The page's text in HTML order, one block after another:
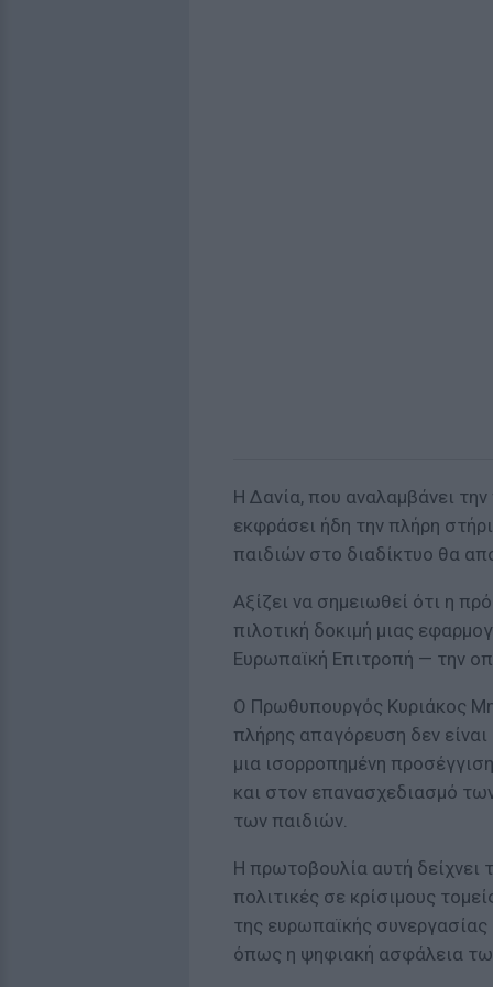
Η Δανία, που αναλαμβάνει
εκφράσει ήδη την πλήρη
παιδιών στο διαδίκτυο θα
Αξίζει να σημειωθεί ότι η
πιλοτική δοκιμή μιας
Ευρωπαϊκή Επιτροπή — την
Ο Πρωθυπουργός Κυριάκος
πλήρης απαγόρευση δεν
μια ισορροπημένη
και στον επανασχεδιασμό
των παιδιών.
Η πρωτοβουλία αυτή δείχνει
πολιτικές σε κρίσιμους
της ευρωπαϊκής
όπως η ψηφιακή ασφάλεια